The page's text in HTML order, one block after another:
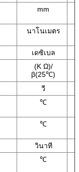
mm
นาโนเมตร
เดซิเบล
(K Ω)/
β(25℃)
วี
℃
℃
วินาที
℃